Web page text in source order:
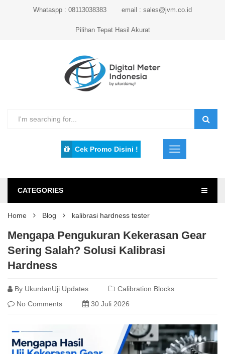
Whataspp : 08113038383 email : sales@jvm.co.id
Pilihan Tepat Hasil Akurat
Cek Promo Disini !
CATEGORIES
Home Blog kalibrasi hardness tester
Mengapa Pengukuran Kekerasan Gear
Sering Salah? Solusi Kalibrasi
Hardness
By UkurdanUji Updates
Calibration Blocks
No Comments
30 Juli 2026